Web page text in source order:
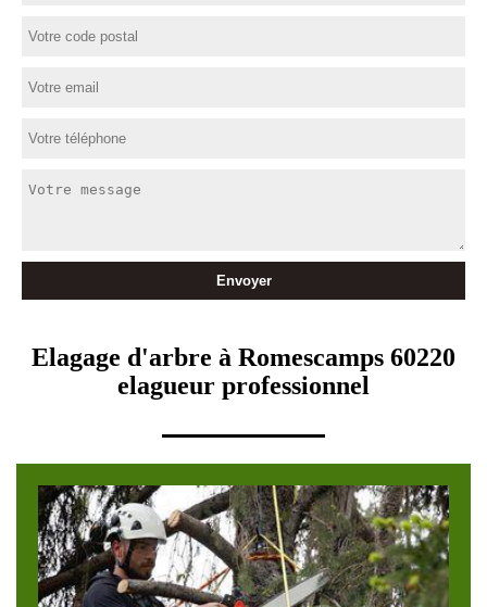
Elagage d'arbre à Romescamps 60220
elagueur professionnel